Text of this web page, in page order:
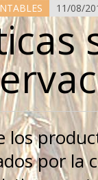
11/08/
los
por la